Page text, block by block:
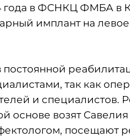
года в ФСНКЦ ФМБА в
имплант на
так как
и специалистов.
основе возят
посещают